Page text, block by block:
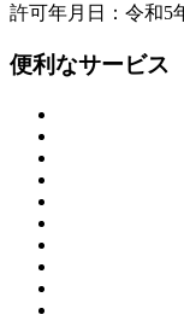
許可年月日：令和5
便利なサービス